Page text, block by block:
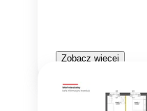
Zobacz więcej